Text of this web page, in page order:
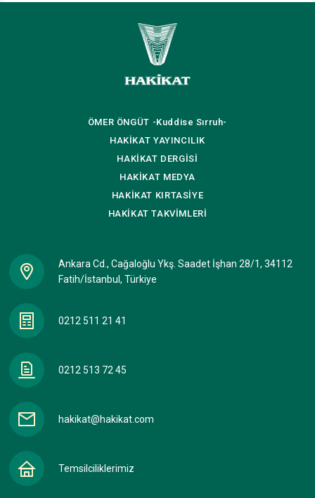
ÖMER ÖNGÜT -Kuddise Sırruh-
HAKİKAT YAYINCILIK
HAKİKAT DERGİSİ
HAKİKAT MEDYA
HAKİKAT KIRTASİYE
HAKİKATTAKVİMLERİ
Ankara Cd., Cağaloğlu Ykş. Saadet İşhan 28/1, 34112
Fatih/İstanbul, Türkiye
0212 511 21 41
0212 513 72 45
hakikat@hakikat.com
Temsilciliklerimiz